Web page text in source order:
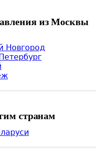
из Москвы
Новгород
странам